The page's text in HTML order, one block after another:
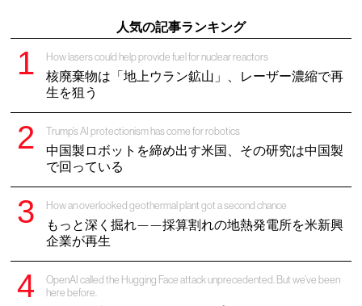
人気の記事ランキング
How lasers could help provide fuel for nuclear reactors
核廃棄物は「地上ウラン鉱山」、レーザー濃縮で再
生を狙う
Trump’s AI protectionism has come for robotics
中国製ロボットを締め出す米国、その研究は中国製
で回っている
How an overlooked geothermal plant got a second chance
もっと深く掘れ——採算割れの地熱発電所を米新興
企業が再生
OpenAI called the Hugging Face attack unprecedented. But we’ve been
here before.